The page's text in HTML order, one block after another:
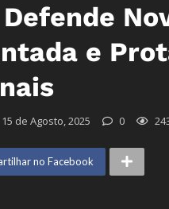
Defende
e
15 de Agosto, 2025 0
no Facebook